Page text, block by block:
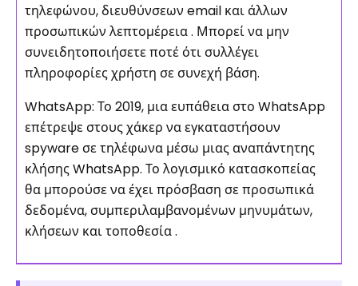
τηλεφώνου, διευθύνσεων email και άλλων
προσωπικών λεπτομέρεια . Μπορεί να μην
συνειδητοποιήσετε ποτέ ότι συλλέγει
πληροφορίες χρήστη σε συνεχή βάση.
WhatsApp: Το 2019, μια ευπάθεια στο WhatsApp
επέτρεψε στους χάκερ να εγκαταστήσουν
spyware σε τηλέφωνα μέσω μιας αναπάντητης
κλήσης WhatsApp. Το λογισμικό κατασκοπείας
θα μπορούσε να έχει πρόσβαση σε προσωπικά
δεδομένα, συμπεριλαμβανομένων μηνυμάτων,
κλήσεων και τοποθεσία .